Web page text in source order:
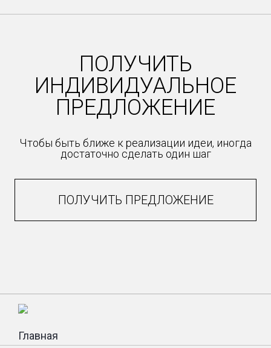
ПОЛУЧИТЬ
ИНДИВИДУАЛЬНОЕ
ПРЕДЛОЖЕНИЕ
Чтобы быть ближе к реализации идеи, иногда
достаточно сделать один шаг
ПОЛУЧИТЬ ПРЕДЛОЖЕНИЕ
Главная